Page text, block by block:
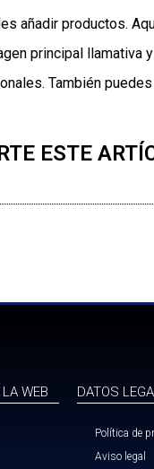
añadir productos.
principal llamativa
También
ESTE
WEB DATOS
Política de
Aviso legal